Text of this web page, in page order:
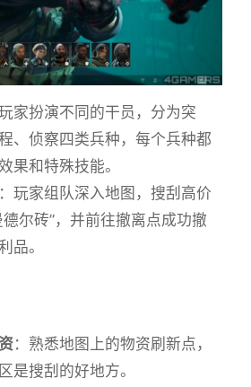
家扮演不同的干员，分为突
、侦察四类兵种，每个兵种都
果和特殊技能。
：玩家组队深入地图，搜刮高价
尔砖”，并前往撤离点成功撤
品。
：熟悉地图上的物资刷新点，
是搜刮的好地方。